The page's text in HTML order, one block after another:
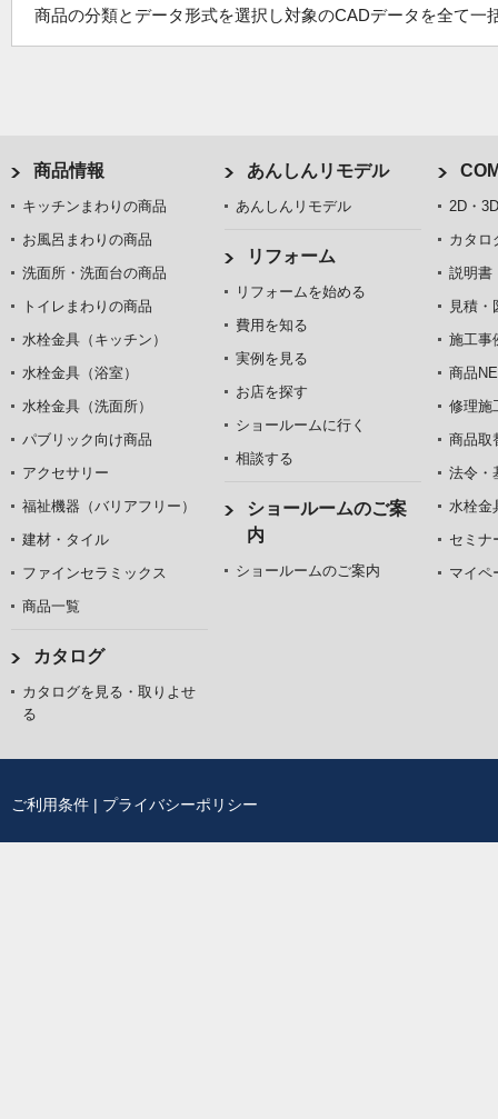
商品の分類とデータ形式を選択し対象のCADデータを全て一
商品情報
キッチンまわりの商品
お風呂まわりの商品
洗面所・洗面台の商品
トイレまわりの商品
水栓金具（キッチン）
水栓金具（浴室）
水栓金具（洗面所）
パブリック向け商品
アクセサリー
福祉機器（バリアフリー）
建材・タイル
ファインセラミックス
商品一覧
カタログ
カタログを見る・取りよせ
る
あんしんリモデル
あんしんリモデル
リフォーム
リフォームを始める
費用を知る
実例を見る
お店を探す
ショールームに行く
相談する
ショールームのご案
内
ショールームのご案内
2D・
カタロ
説明書
見積・
施工事
商品
修理施
商品取
法令・
水栓金
セミナ
マイペ
ご利用条件 | プライバシーポリシー